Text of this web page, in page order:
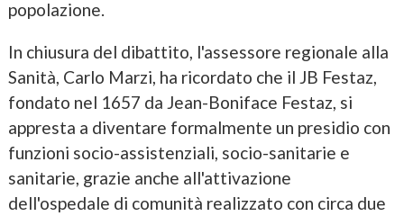
popolazione.
In chiusura del dibattito, l'assessore regionale alla
Sanità, Carlo Marzi, ha ricordato che il JB Festaz,
fondato nel 1657 da Jean-Boniface Festaz, si
appresta a diventare formalmente un presidio con
funzioni socio-assistenziali, socio-sanitarie e
sanitarie, grazie anche all'attivazione
dell'ospedale di comunità realizzato con circa due